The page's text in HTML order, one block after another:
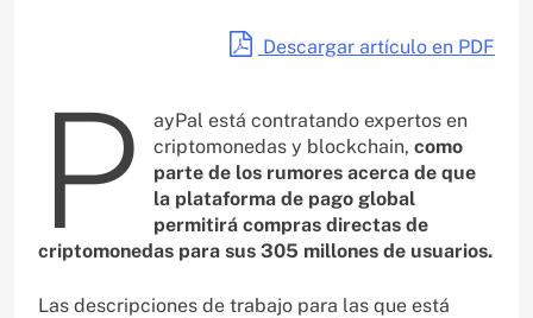
Descargar artículo en PDF
P
ayPal está contratando expertos en
criptomonedas y blockchain,como
parte de los rumores acerca de que
la plataforma de pago global
permitirá compras directas de
criptomonedas para sus 305 millones de usuarios.
Las descripciones de trabajo para las que está